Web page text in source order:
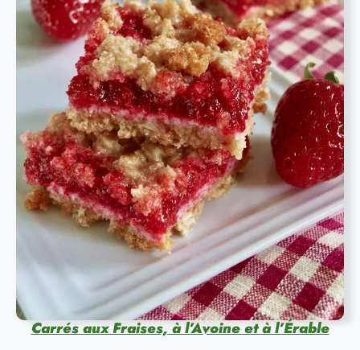
Carrés aux Fraises, à l’Avoine et à l’Érable